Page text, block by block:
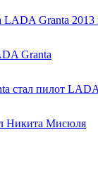
LADA Granta
Granta
стал пилот
Никита Мисюля